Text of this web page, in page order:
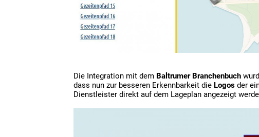
Die Integration mit dem Baltrumer Branchenbuch
dass nun zur besseren Erkennbarkeit die Logos der
Dienstleister direkt auf dem Lageplan angezeigt